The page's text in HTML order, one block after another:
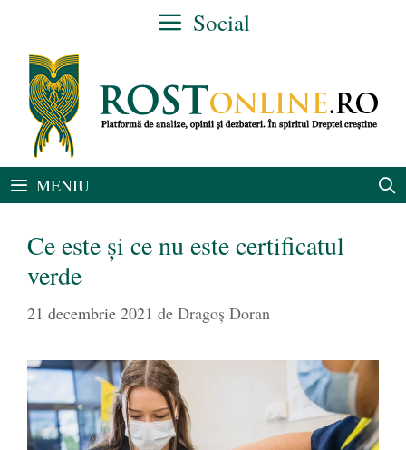
conținut
Social
MENIU
Ce este și ce nu este certificatul
verde
21 decembrie 2021 de Dragoș Doran